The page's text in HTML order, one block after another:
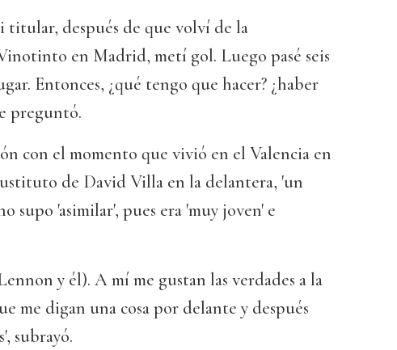
titular, después de que volví de la
en Madrid, metí gol. Luego pasé seis
Entonces, ¿qué tengo que hacer? ¿haber
preguntó.
con el momento que vivió en el Valencia en
de David Villa en la delantera, 'un
supo 'asimilar', pues era 'muy joven' e
y él). A mí me gustan las verdades a la
me digan una cosa por delante y después
subrayó.